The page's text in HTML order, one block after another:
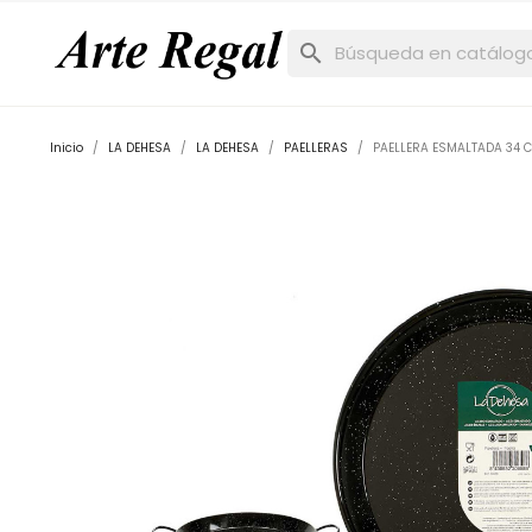
search
Inicio LA DEHESA LA DEHESA PAELLERAS PAELLERA ESMALTADA 34